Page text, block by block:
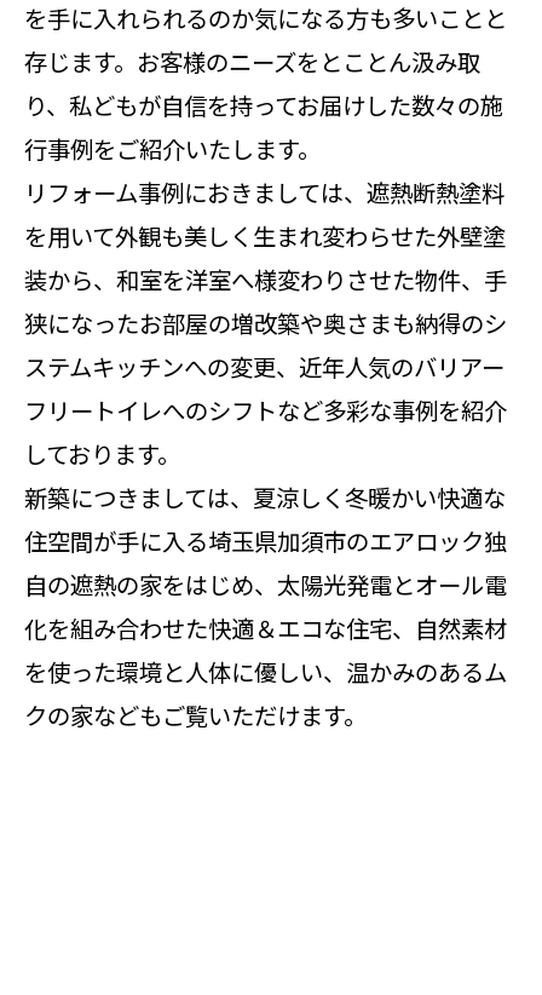
を手に入れられるのか気になる方も多いことと
存じます。お客様のニーズをとことん汲み取
り、私どもが自信を持ってお届けした数々の施
行事例をご紹介いたします。
リフォーム事例におきましては、遮熱断熱塗料
を用いて外観も美しく生まれ変わらせた外壁塗
装から、和室を洋室へ様変わりさせた物件、手
狭になったお部屋の増改築や奥さまも納得のシ
ステムキッチンへの変更、近年人気のバリアー
フリートイレへのシフトなど多彩な事例を紹介
しております。
新築につきましては、夏涼しく冬暖かい快適な
住空間が手に入る埼玉県加須市のエアロック独
自の遮熱の家をはじめ、太陽光発電とオール電
化を組み合わせた快適＆エコな住宅、自然素材
を使った環境と人体に優しい、温かみのあるム
クの家などもご覧いただけます。